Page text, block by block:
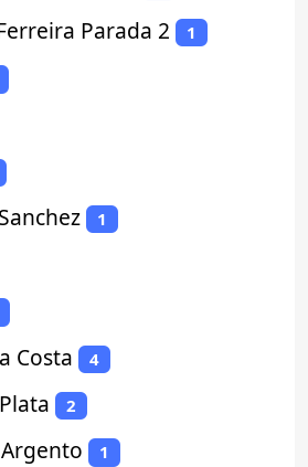
Parada 2 1
1
Costa 4
2
1